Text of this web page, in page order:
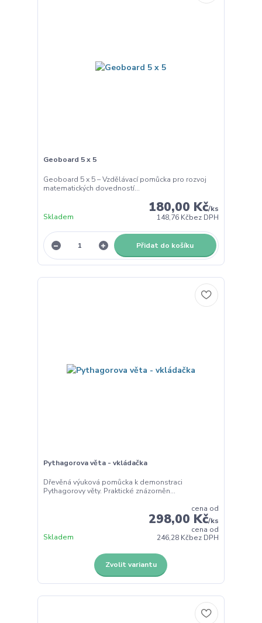
Geoboard 5 x 5
Geoboard 5 x 5 – Vzdělávací pomůcka pro rozvoj
matematických dovedností...
180,00 Kč/ks
148,76 Kčbez DPH
Skladem
Přidat do košíku
Pythagorova věta - vkládačka
Dřevěná výuková pomůcka k demonstraci
Pythagorovy věty. Praktické znázorněn...
cena od
298,00 Kč/ks
cena od
246,28 Kčbez DPH
Skladem
Zvolit variantu